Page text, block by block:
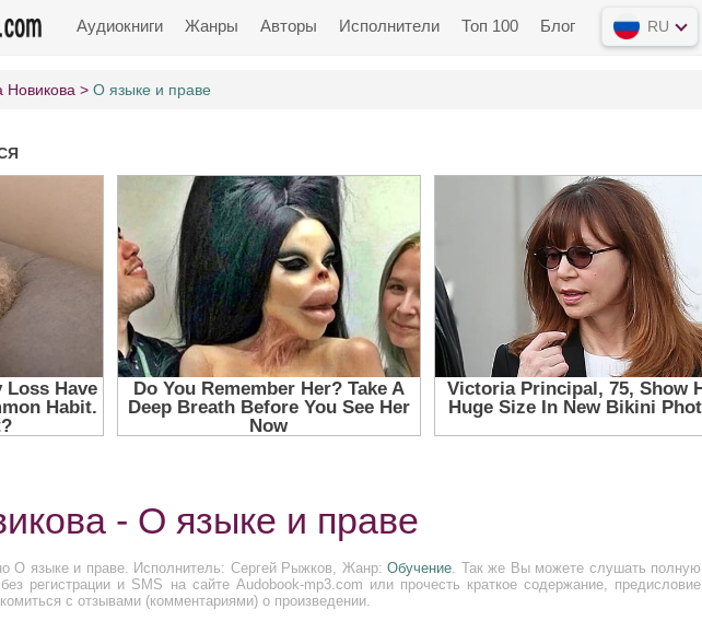
Аудиокниги Жанры Авторы Исполнители Топ 100 Блог RU
Новикова О языке и праве
- О языке и праве
О языке и праве. Исполнитель: Сергей Рыжков, Жанр: Обучение. Так же Вы можете слушать полную
регистрации и SMS на сайте Audobook-mp3.com или прочесть краткое содержание, предисловие
с отзывами (комментариями) о произведении.